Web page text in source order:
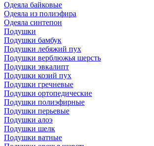
Одеяла байковые
Одеяла из полиэфира
Одеяла синтепон
Подушки
Подушки бамбук
Подушки лебяжий пух
Подушки верблюжья шерсть
Подушки эвкалипт
Подушки козий пух
Подушки гречневые
Подушки ортопедические
Подушки полиэфирные
Подушки перьевые
Подушки алоэ
Подушки шелк
Подушки ватные